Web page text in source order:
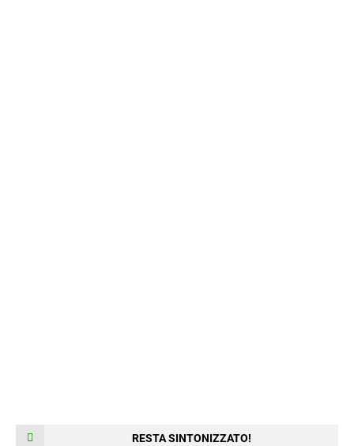
RESTA SINTONIZZATO!